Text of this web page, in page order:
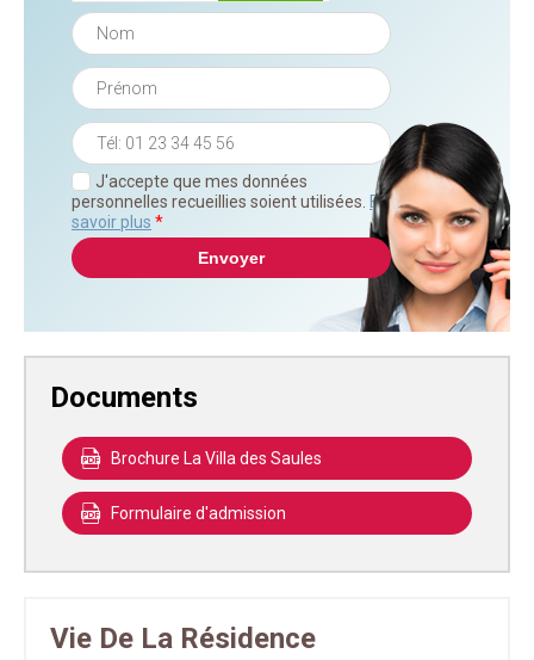
J'accepte que mes données
personnelles recueillies soient utilisées. En
savoir plus *
Documents
Brochure La Villa des Saules
Formulaire d'admission
Vie De La Résidence